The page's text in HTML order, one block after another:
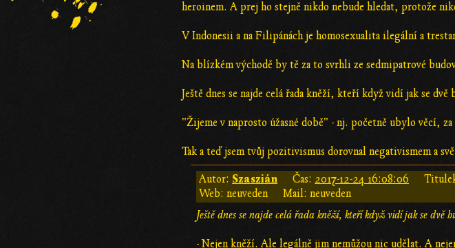
heroinem. A prej ho stejně nikdo nebude hledat, protože
V Indonesii a na Filipánách je homosexualita ilegální a
Na blízkém východě by tě za to svrhli ze sedmipatrové
Ještě dnes se najde celá řada kněží, kteří když vidí jak se
"Žijeme v naprosto úžasné době" - nj. početně ubylo věcí,
Tak a teď jsem tvůj pozitivismus dorovnal negativismem a
Autor: Szaszián Čas: 2017-12-24 16:08:06
Web: neuveden
Mail: neuveden
Ještě dnes se najde celá řada kněží, kteří když vidí jak se
- Nejen kněží. Ale legálně jim nemůžou nic udělat. A